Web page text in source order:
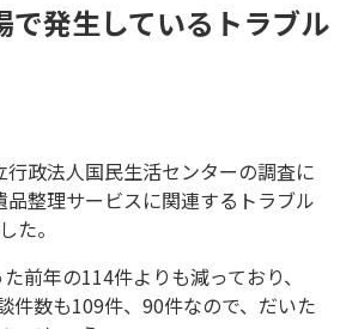
で発生しているトラブル
政法人国民生活センターの調査に
品整理サービスに関連するトラブル
た。
前年の114件よりも減っており、
件数も109件、90件なので、だいた